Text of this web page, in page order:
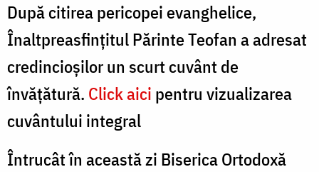
După citirea pericopei evanghelice,
Înaltpreasfințitul Părinte Teofan a adresat
credincioșilor un scurt cuvânt de
învățătură. Click aici pentru vizualizarea
cuvântului integral
Întrucât în această zi Biserica Ortodoxă